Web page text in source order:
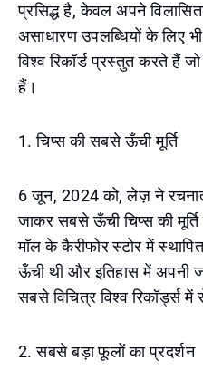
प्रसिद्ध है, केवल अपने
असाधारण उपलब्धियों के लिए
विश्व रिकॉर्ड प्रस्तुत करते हैं
हैं।
1. चिप्स की सबसे ऊँची मूर्ति
6 जून, 2024 को, लेज़ ने
जाकर सबसे ऊँची चिप्स की मूर्ति
मॉल के कैरीफोर स्टोर में
ऊँची थी और इतिहास में अपनी
सबसे विचित्र विश्व रिकॉर्ड्स
2. सबसे बड़ा फूलों का प्रदर्शन